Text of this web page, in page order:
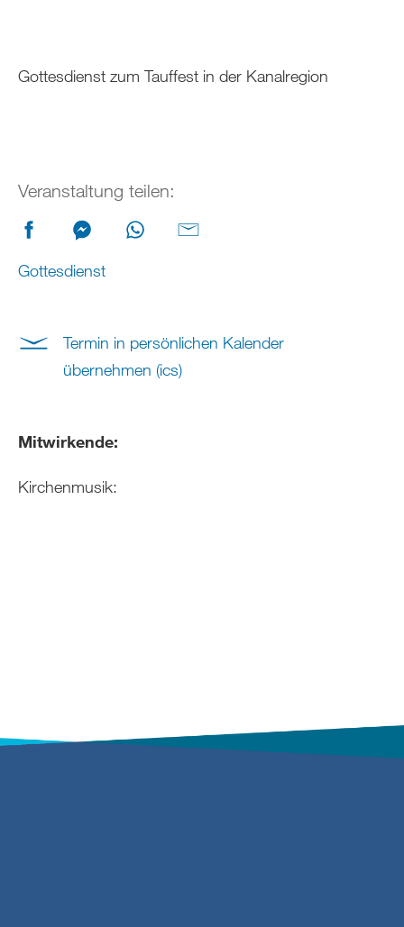
Gottesdienst zum Tauffest in der Kanalregion
Veranstaltung teilen:
Gottesdienst
Termin in persönlichen Kalender
übernehmen (ics)
Mitwirkende:
Kirchenmusik: